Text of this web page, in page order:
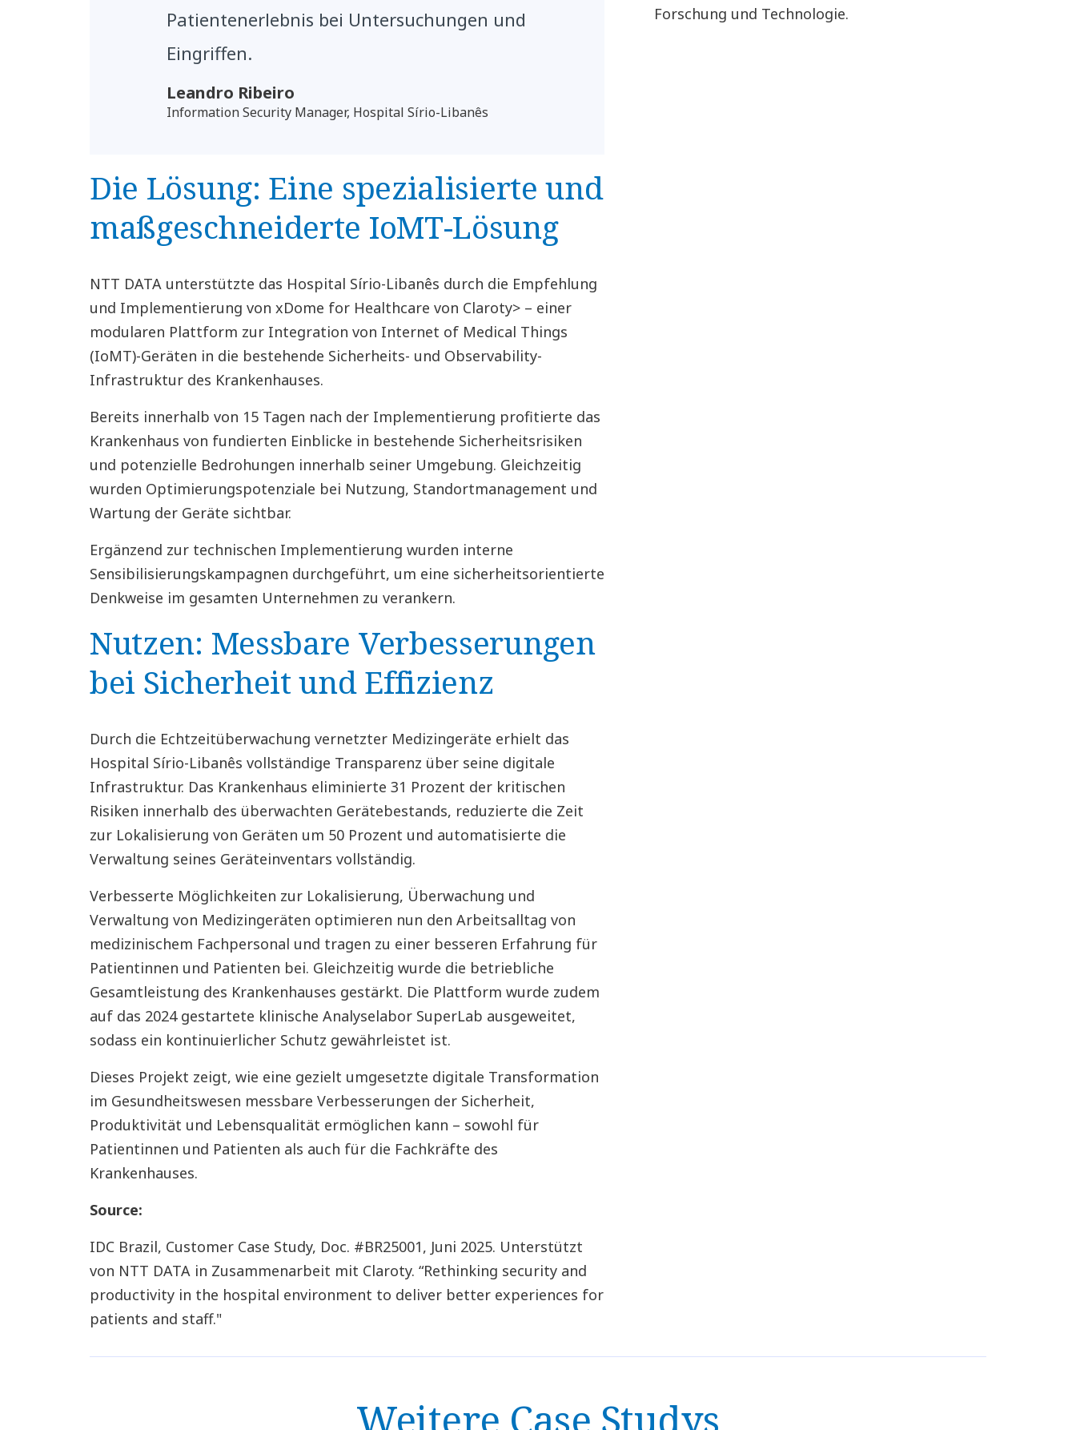
Patientenerlebnis bei Untersuchungen und
Eingriffen.
Leandro Ribeiro
Information Security Manager, Hospital Sírio-Libanês
Die Lösung: Eine spezialisierte und
maßgeschneiderte IoMT-Lösung
NTT DATA unterstützte das Hospital Sírio-Libanês durch die Empfehlung
und Implementierung von xDome for Healthcare von Claroty> – einer
modularen Plattform zur Integration von Internet of Medical Things
(IoMT)-Geräten in die bestehende Sicherheits- und Observability-
Infrastruktur des Krankenhauses.
Bereits innerhalb von 15 Tagen nach der Implementierung profitierte das
Krankenhaus von fundierten Einblicke in bestehende Sicherheitsrisiken
und potenzielle Bedrohungen innerhalb seiner Umgebung. Gleichzeitig
wurden Optimierungspotenziale bei Nutzung, Standortmanagement und
Wartung der Geräte sichtbar.
Ergänzend zur technischen Implementierung wurden interne
Sensibilisierungskampagnen durchgeführt, um eine sicherheitsorientierte
Denkweise im gesamten Unternehmen zu verankern.
Nutzen: Messbare Verbesserungen
bei Sicherheit und Effizienz
Durch die Echtzeitüberwachung vernetzter Medizingeräte erhielt das
Hospital Sírio-Libanês vollständige Transparenz über seine digitale
Infrastruktur. Das Krankenhaus eliminierte 31 Prozent der kritischen
Risiken innerhalb des überwachten Gerätebestands, reduzierte die Zeit
zur Lokalisierung von Geräten um 50 Prozent und automatisierte die
Verwaltung seines Geräteinventars vollständig.
Verbesserte Möglichkeiten zur Lokalisierung, Überwachung und
Verwaltung von Medizingeräten optimieren nun den Arbeitsalltag von
medizinischem Fachpersonal und tragen zu einer besseren Erfahrung für
Patientinnen und Patienten bei. Gleichzeitig wurde die betriebliche
Gesamtleistung des Krankenhauses gestärkt. Die Plattform wurde zudem
auf das 2024 gestartete klinische Analyselabor SuperLab ausgeweitet,
sodass ein kontinuierlicher Schutz gewährleistet ist.
Dieses Projekt zeigt, wie eine gezielt umgesetzte digitale Transformation
im Gesundheitswesen messbare Verbesserungen der Sicherheit,
Produktivität und Lebensqualität ermöglichen kann – sowohl für
Patientinnen und Patienten als auch für die Fachkräfte des
Krankenhauses.
Source:
IDC Brazil, Customer Case Study, Doc. #BR25001, Juni 2025. Unterstützt
von NTT DATA in Zusammenarbeit mit Claroty. “Rethinking security and
productivity in the hospital environment to deliver better experiences for
patients and staff."
Forschung und Technologie.
Weitere Case Studys